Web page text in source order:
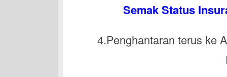
Semak Status
4.Penghantaran terus ke